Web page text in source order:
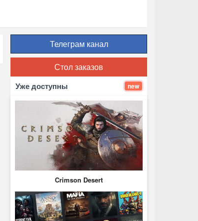
Телеграм канал
Стол заказов
Уже доступны new
Crimson Desert